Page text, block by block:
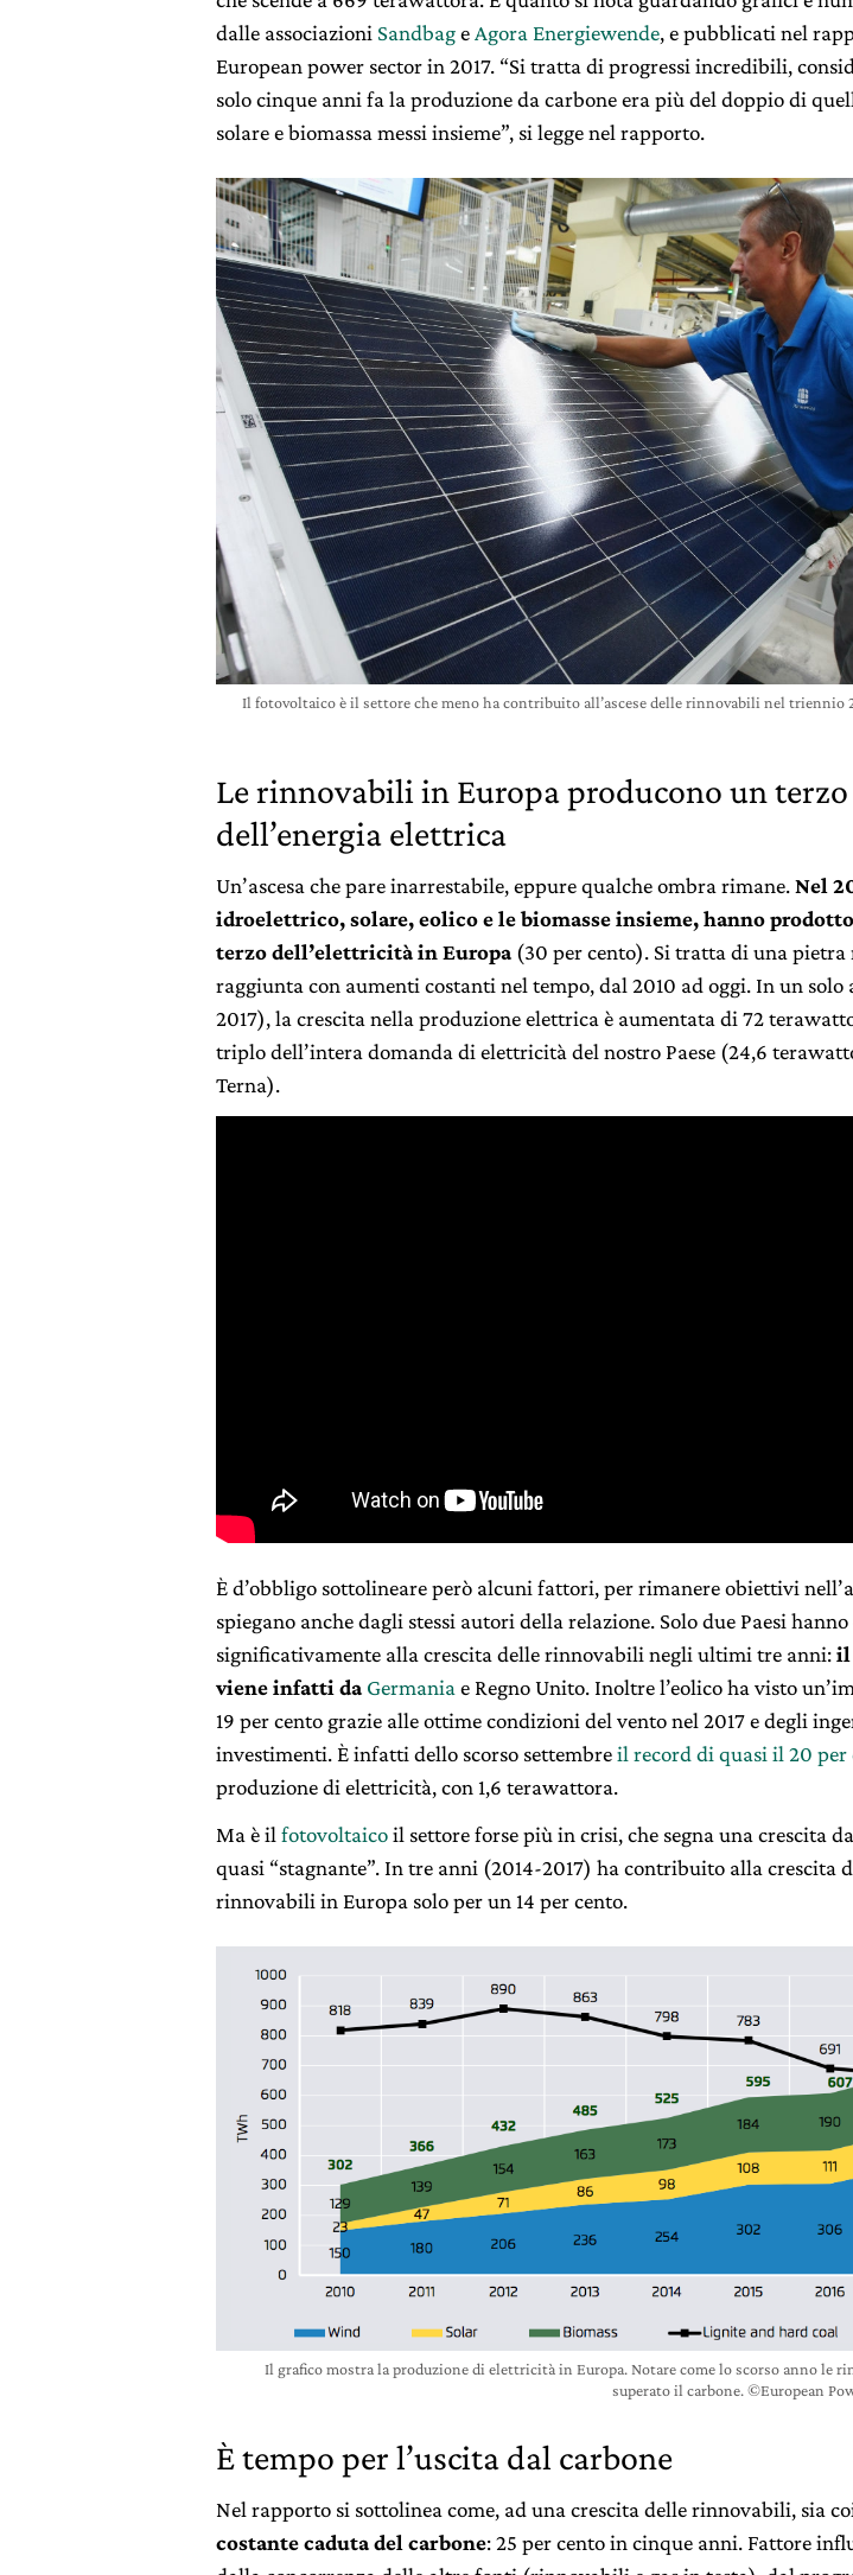
dalle associazioni Sandbage Agora Energiewende, e pubblicati nel
European power sector in 2017. “Si tratta di progressi incredibili,
solo cinque anni fa la produzione da carbone era più del doppio di
solare e biomassa messi insieme”, si legge nel rapporto.
Il fotovoltaico è il settore che meno ha contribuito all’ascese delle rinnovabili nel triennio
Le rinnovabili in Europa producono un terzo
dell’energia elettrica
Un’ascesa che pare inarrestabile, eppure qualche ombra rimane.Nel
idroelettrico, solare, eolico e le biomasse insieme, hanno
terzo dell’elettricità in Europa (30 per cento). Si tratta di una pietra
raggiunta con aumenti costanti nel tempo, dal 2010 ad oggi. In un solo
2017), la crescita nella produzione elettrica è aumentata di 72
triplo dell’intera domanda di elettricità del nostro Paese (24,6
Terna).
È d’obbligo sottolineare però alcuni fattori, per rimanere obiettivi
spiegano anche dagli stessi autori della relazione. Solo due Paesi
significativamente alla crescita delle rinnovabili negli ultimi tre anni:il
viene infatti da Germania e Regno Unito. Inoltre l’eolico ha visto
19 per cento grazie alle ottime condizioni del vento nel 2017 e degli
investimenti. È infatti dello scorso settembreil record di quasi il 20 per
produzione di elettricità, con 1,6 terawattora.
Ma è il fotovoltaicoil settore forse più in crisi, che segna una crescita
quasi “stagnante”. In tre anni (2014-2017) ha contribuito alla crescita
rinnovabili in Europa solo per un 14 per cento.
Il grafico mostra la produzione di elettricità in Europa. Notare come lo scorso anno le
superato il carbone. ©European
È tempo per l’uscita dal carbone
Nel rapporto si sottolinea come, ad una crescita delle rinnovabili, sia
costante caduta del carbone: 25 per cento in cinque anni. Fattore